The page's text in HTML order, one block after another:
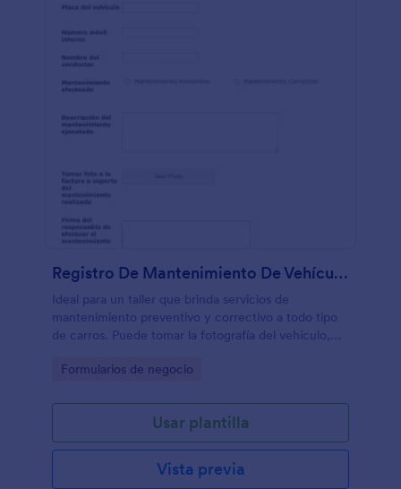
Registro De Mantenimiento De Vehículo En Taller
Ideal para un taller que brinda servicios de
mantenimiento preventivo y correctivo a todo tipo
de carros. Puede tomar la fotografía del vehículo,
así como fecha, nombre del conductor y firma del
Go to Category:
Formularios de negocio
Usar plantilla
Vista previa